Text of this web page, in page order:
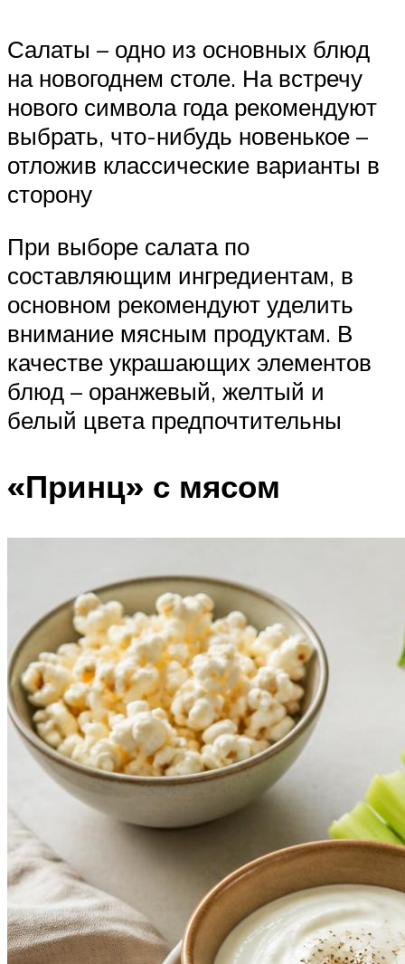
Салаты – одно из основных блюд
на новогоднем столе. На встречу
нового символа года рекомендуют
выбрать, что-нибудь новенькое –
отложив классические варианты в
сторону
При выборе салата по
составляющим ингредиентам, в
основном рекомендуют уделить
внимание мясным продуктам. В
качестве украшающих элементов
блюд – оранжевый, желтый и
белый цвета предпочтительны
«Принц» с мясом